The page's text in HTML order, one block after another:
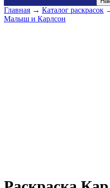
Главная → Каталог раскрасок
Малыш и Карлсон